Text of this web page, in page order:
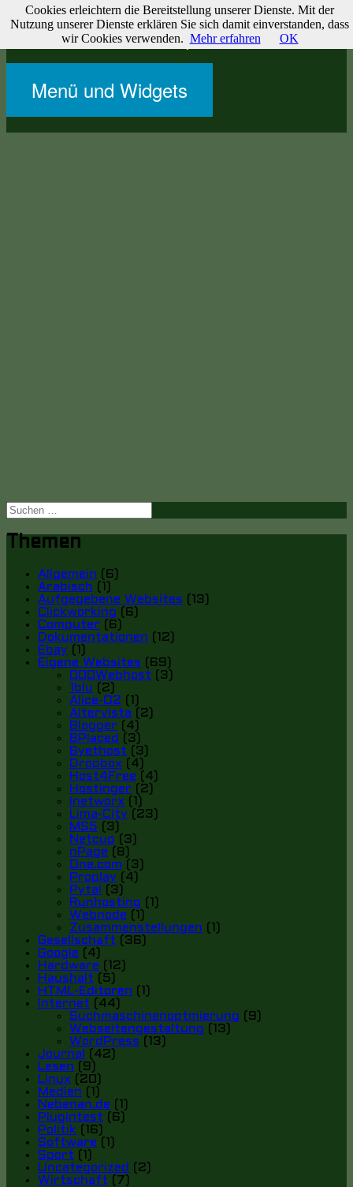
Zum
Inhalt
springen
Websites & Journale
Zu meinen Websites und Projekten
Menü und Widgets
Suche
nach:
Themen
Allgemein (6)
Arabisch (1)
Aufgegebene Websites (13)
Clickworking (6)
Computer (6)
Dokumentationen (12)
Ebay (1)
Eigene Websites (69)
000Webhost (3)
1blu (2)
Alice-O2 (1)
Altervista (2)
Blogger (4)
BPlaced
(3)
Byethost (3)
Dropbox (4)
Host4Free (4)
Hostinger (2)
Inetworx (1)
Lima-City (23)
MS5 (3)
Netcup (3)
nPage (8)
One.com (3)
Proplay (4)
Pytal
(3)
Runhosting (1)
Webnode (1)
Zusammenstellungen (1)
Gesellschaft (36)
Google (4)
Hardware (12)
Haushalt (5)
HTML-Editoren (1)
Internet (44)
Suchmaschinenoptmierung (9)
Webseitengestaltung (13)
WordPress (13)
Journal
(42)
Lesen (9)
Linux (20)
Medien (1)
Nebenan.de (1)
Plugintest (6)
Politik (16)
Software (1)
Sport (1)
Uncategorized
(2)
Wirtschaft (7)
Cookies erleichtern die Bereitstellung unserer Dienste. Mit der
Nutzung unserer Dienste erklären Sie sich damit einverstanden, dass
wir Cookies verwenden. Mehr erfahren OK